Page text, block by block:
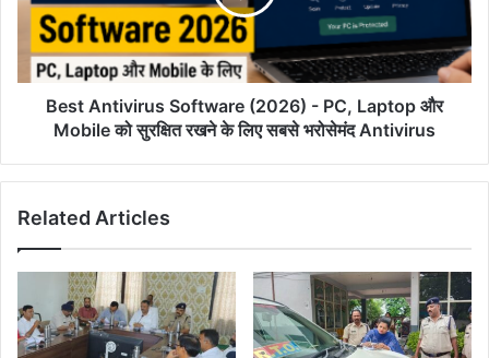
PC,
Laptop
और
Mobile
के
सबसे
Best Antivirus Software (2026) - PC, Laptop और
Mobile को सुरक्षित रखने के लिए सबसे भरोसेमंद Antivirus
Related Articles